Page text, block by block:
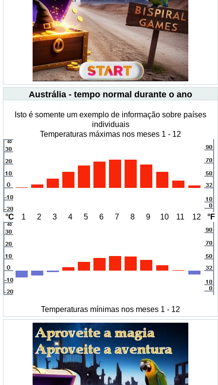
Austrália - tempo normal durante o ano
Isto é somente um exemplo de informação sobre países
individuais
Temperaturas máximas nos meses 1 - 12
°C 1 2 3 4 5 6 7 8 9 10 11 12 °F
Temperaturas mínimas nos meses 1 - 12